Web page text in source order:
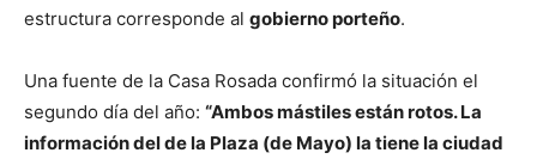
estructura corresponde al gobierno porteño.
Una fuente de la Casa Rosada confirmó la situación el
segundo día del año: “Ambos mástiles están rotos. La
información del de la Plaza (de Mayo) la tiene la ciudad